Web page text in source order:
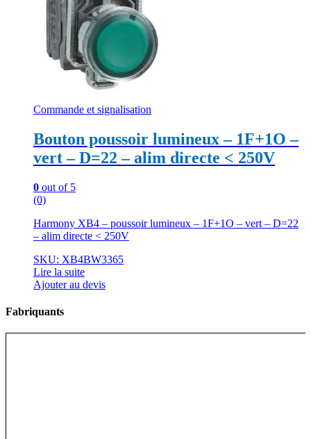
Commande et signalisation
Bouton poussoir lumineux – 1F+1O –
vert – D=22 – alim directe < 250V
0 out of 5
(0)
Harmony XB4 – poussoir lumineux – 1F+1O – vert – D=22
– alim directe < 250V
SKU: XB4BW3365
Lire la suite
Ajouter au devis
Fabriquants